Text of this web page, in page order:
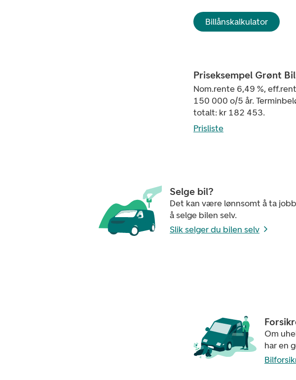
Billånskalkulator
Priseksempel Grønt
Nom.rente 6,49 %,
150 000 o/5 år.
totalt: kr 182 453.
Prisliste
Selge bil?
Det kan være lønnsomt å ta
å selge bilen selv.
Slik selger du bilen selv
Om
har en